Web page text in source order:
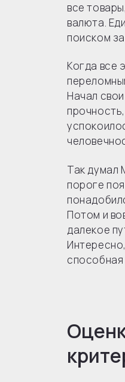
все
валюта.
поиском
Когда все
Начал
Так думал
пороге
Потом и
далекое